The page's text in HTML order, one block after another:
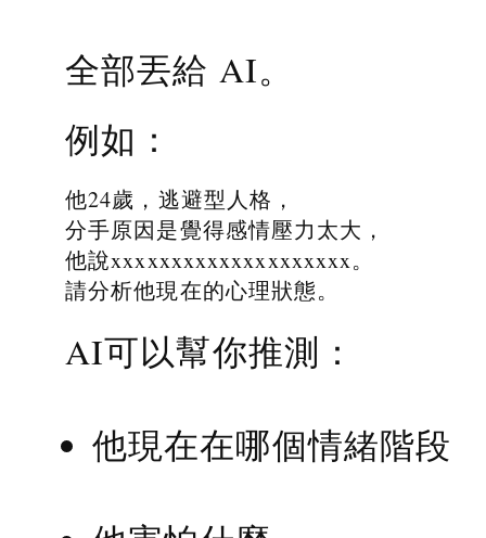
全部丟給 AI。
例如：
他24歲，逃避型人格，
分手原因是覺得感情壓力太大，
他說xxxxxxxxxxxxxxxxxxxx。
請分析他現在的心理狀態。
AI可以幫你推測：
他現在在哪個情緒階段